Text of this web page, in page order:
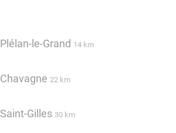
Plélan-le-Grand 14 km
Chavagne 22 km
Saint-Gilles 30 km